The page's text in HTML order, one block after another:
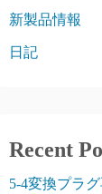
新製品情報
日記
Recent
5-4変換プラ